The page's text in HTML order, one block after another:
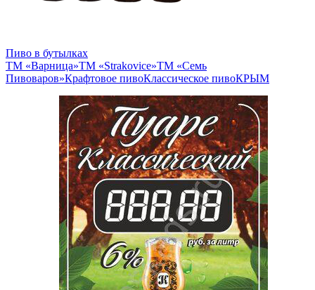
Пиво в бутылках
ТМ «Варница»ТМ «Strakovice»ТМ «Семь
Пивоваров»Крафтовое пивоКлассическое пивоКРЫМ